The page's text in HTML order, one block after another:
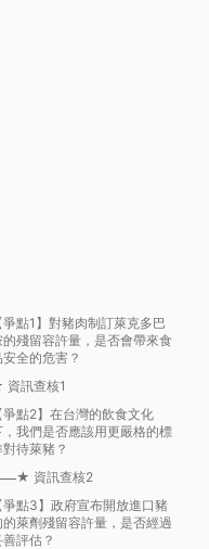
爭點1】對豬肉制訂萊克多巴
的殘留容許量，是否會帶來食
安全的危害？
訊查核1
爭點2】在台灣的飲食文化
，我們是否應該用更嚴格的標
對待萊豬？
★ 資訊查核2
爭點3】政府宣布開放進口豬
的萊劑殘留容許量，是否經過
善評估？